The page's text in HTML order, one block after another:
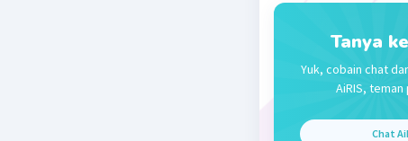
Tanya
Yuk, cobain chat
AiRIS, teman
Chat